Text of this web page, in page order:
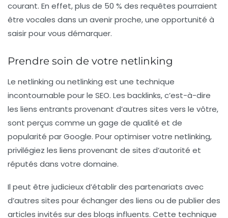
courant. En effet, plus de 50 % des requêtes pourraient
être vocales dans un avenir proche, une opportunité à
saisir pour vous démarquer.
Prendre soin de votre netlinking
Le netlinking ou netlinking est une technique
incontournable pour le SEO. Les backlinks, c’est-à-dire
les liens entrants provenant d’autres sites vers le vôtre,
sont perçus comme un gage de qualité et de
popularité par Google. Pour optimiser votre netlinking,
privilégiez les liens provenant de sites d’autorité et
réputés dans votre domaine.
Il peut être judicieux d’établir des partenariats avec
d’autres sites pour échanger des liens ou de publier des
articles invités sur des blogs influents. Cette technique